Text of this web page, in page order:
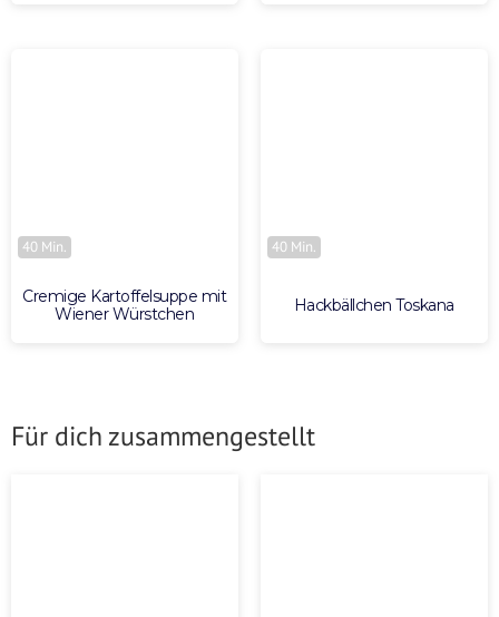
40 Min.
Cremige Kartoffelsuppe mit
Wiener Würstchen
40 Min.
Hackbällchen Toskana
Für dich zusammengestellt